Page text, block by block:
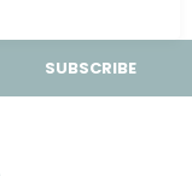
SUBSCRIBE